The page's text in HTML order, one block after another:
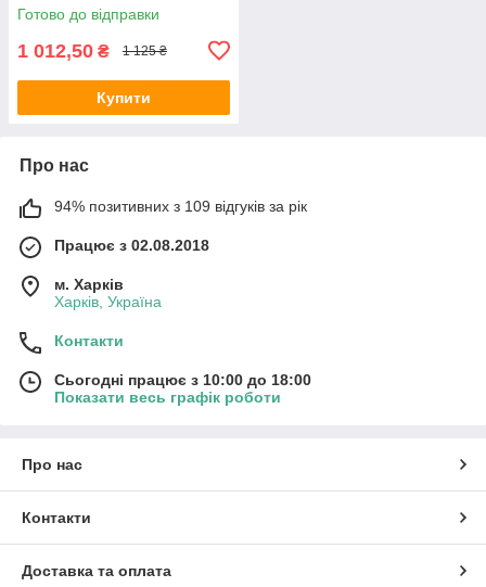
Готово до відправки
1 012,50 ₴ 1 125 ₴
Купити
Про нас
94% позитивних з 109 відгуків за рік
Працює з 02.08.2018
м. Харків
Харків, Україна
Контакти
Сьогодні працює з 10:00 до 18:00
Показати весь графік роботи
Про нас
Контакти
Доставка та оплата